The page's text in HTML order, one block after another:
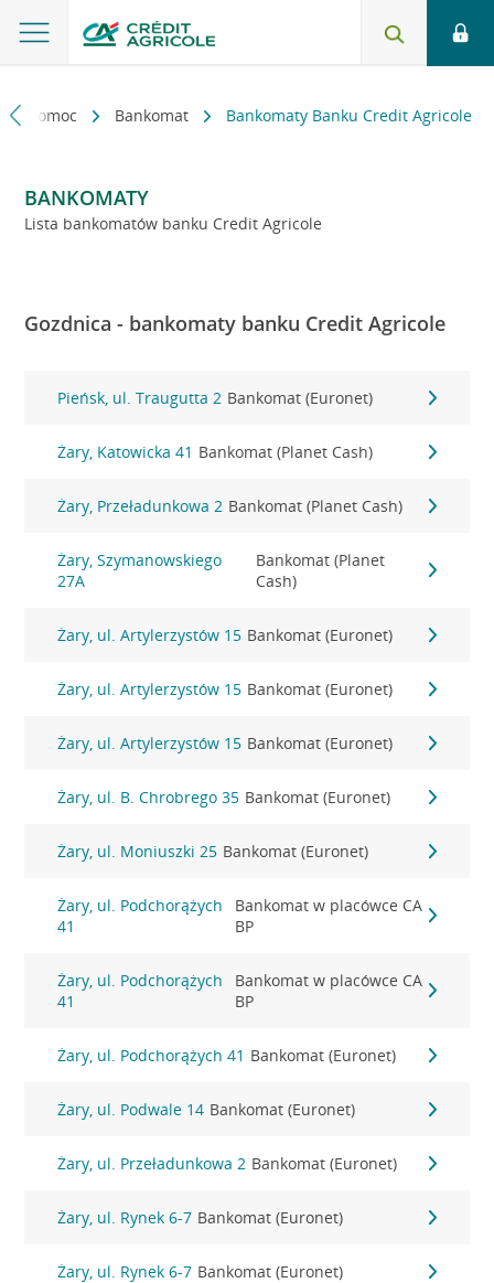
i pomoc Bankomat Bankomaty Banku Credit Agricole
BANKOMATY
Lista bankomatów banku Credit Agricole
Gozdnica - bankomaty banku Credit Agricole
Pieńsk, ul. Traugutta 2 Bankomat (Euronet)
Żary, Katowicka 41 Bankomat (Planet Cash)
Żary, Przeładunkowa 2 Bankomat (Planet Cash)
Żary, Szymanowskiego
27A
Bankomat (Planet
Cash)
Żary, ul. Artylerzystów 15 Bankomat (Euronet)
Żary, ul. Artylerzystów 15 Bankomat (Euronet)
Żary, ul. Artylerzystów 15 Bankomat (Euronet)
Żary, ul. B. Chrobrego 35 Bankomat (Euronet)
Żary, ul. Moniuszki 25 Bankomat (Euronet)
Żary, ul. Podchorążych
41
Bankomat w placówce CA
BP
Żary, ul. Podchorążych
41
Bankomat w placówce CA
BP
Żary, ul. Podchorążych 41 Bankomat (Euronet)
Żary, ul. Podwale 14 Bankomat (Euronet)
Żary, ul. Przeładunkowa 2 Bankomat (Euronet)
Żary, ul. Rynek 6-7 Bankomat (Euronet)
Żary, ul. Rynek 6-7 Bankomat (Euronet)